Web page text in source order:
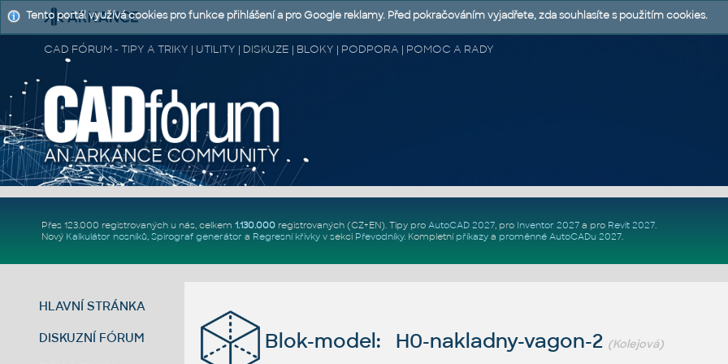
CAD FÓRUM - TIPY A TRIKY | UTILITY | DISKUZE | BLOKY | PODPORA | POMOC A RADY
Přes 123.000 registrovaných u nás, celkem 1.130.000registrovaných (CZ+EN). Tipy pro AutoCAD 2027, pro Inventor 2027a pro Revit 2027.
Nový Kalkulátor nosníků, Spirograf generátor a Regresní křivkyv sekci Převodníky. Kompletní příkazya proměnné AutoCADu 2027.
HLAVNÍ STRÁNKA
DISKUZNÍ FÓRUM Blok-model: H0-nakladny-vagon-2 (Kolejová)
Tento portál využívá cookies pro funkce přihlášení a pro Google reklamy. Před pokračováním vyjadřete, zda souhlasíte s použitím cookies.